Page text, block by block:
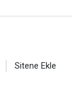
Sitene Ekle